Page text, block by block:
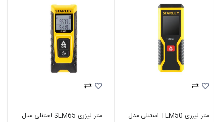
متر لیزری TLM50 استنلی مدل
متر لیزری SLM65 استنلی مدل